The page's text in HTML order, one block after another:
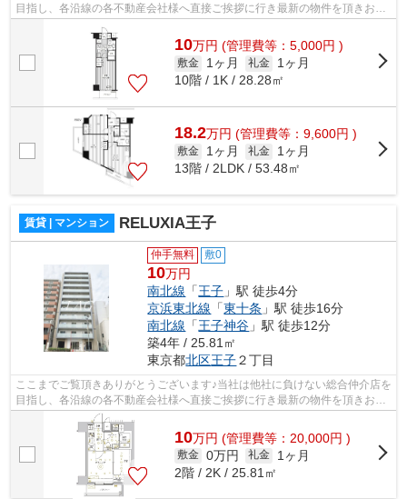
目指し、各沿線の各不動産会社様へ直接ご挨拶に行き最新の物件を頂きお客
様へ提供しております！最新の情報は...
10万円 (管理費等：5,000円 )
敷金 1ヶ月 礼金
1ヶ月
10階 / 1K / 28.28㎡
18.2万円 (管理費等：9,600円 )
敷金 1ヶ月 礼金
1ヶ月
13階 / 2LDK / 53.48㎡
賃貸 | マンション RELUXIA王子
仲手無料 敷0
10万円
南北線 「王子 」駅 徒歩4分
京浜東北線 「東十条 」駅 徒歩16分
南北線 「王子神谷 」駅 徒歩12分
築4年 / 25.81㎡
東京都北区王子２丁目
ここまでご覧頂きありがとうございます♪当社は他社に負けない総合仲介店を
目指し、各沿線の各不動産会社様へ直接ご挨拶に行き最新の物件を頂きお客
様へ提供しております！最新の情報は...
10万円 (管理費等：20,000円 )
敷金 0万円 礼金
1ヶ月
2階 / 2K / 25.81㎡